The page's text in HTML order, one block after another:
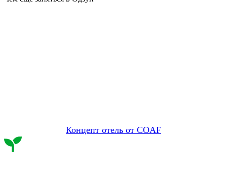
Концепт отель от COAF